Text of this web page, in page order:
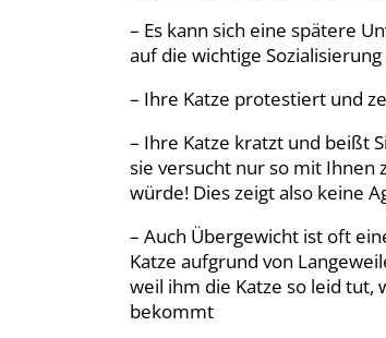
– Es kann sich eine spätere
auf die wichtige
– Ihre Katze protestiert und
– Ihre Katze kratzt und beißt
sie versucht nur so mit Ihnen
würde! Dies zeigt also keine
– Auch Übergewicht ist oft
Katze aufgrund von
weil ihm die Katze so leid tut,
bekommt